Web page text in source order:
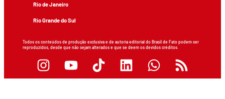
Rio de Janeiro
Rio Grande do Sul
Todos os conteúdos de produção exclusiva e de autoria editorial do Brasil de Fato podem ser
reproduzidos, desde que não sejam alterados e que se deem os devidos créditos.